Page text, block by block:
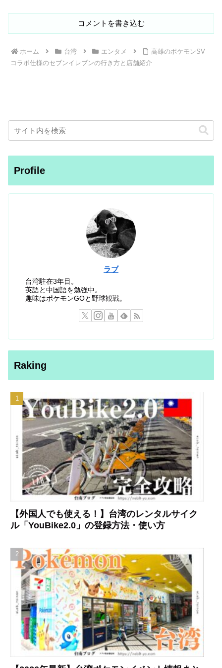
コメントを書き込む
ホーム 台湾 エンタメ
高雄のポケモンSV
コラボ仕様のセブンイレブンの行き方と店舗紹介
Profile
ラブ
台湾駐在3年目。
英語と中国語を勉強中。
趣味はポケモンGOと野球観戦。
Raking
【外国人でも使える！】台湾のレンタルサイク
ル「YouBike2.0」の登録方法・使い方